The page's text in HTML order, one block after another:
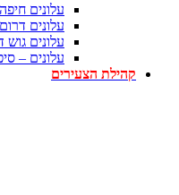
עלונים חיפה
עלונים דרום
עלונים גוש
עלונים –
קהילת הצעירים